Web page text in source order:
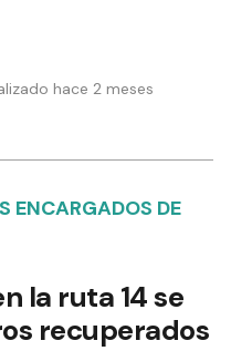
hace 2 meses
ENCARGADOS DE
la ruta 14 se
recuperados